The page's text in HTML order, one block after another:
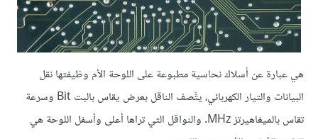
هي عبارة عن أسلاك نحاسية مطبوعة على اللوحة الأم وظيفتها نقل
البيانات والتيار الكهربائي، يتَّصف الناقل بعرض يقاس بالبت Bit وسرعة
تقاس بالميغاهيرتز MHz. والنواقل التي تراها أعلى وأسفل اللوحة هي